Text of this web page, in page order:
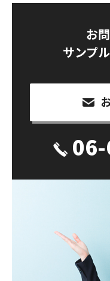
お
サンプ